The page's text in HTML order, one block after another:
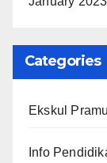
Categories
Ekskul
Info